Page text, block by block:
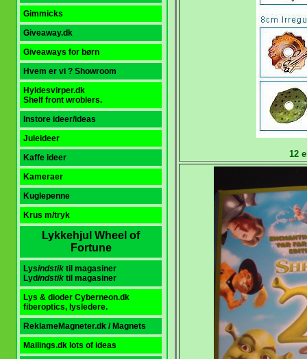
Gimmicks
Giveaway.dk
Giveaways for børn
Hvem er vi ? Showroom
Hyldesvirper.dk
Shelf front wroblers.
Instore ideer/ideas
Juleideer
Kaffe ideer
Kameraer
Kuglepenne
Krus m/tryk
Lykkehjul Wheel of
Fortune
Lysindstik til magasiner
Lydindstik til magasiner
Lys & dioder Cyberneon.dk
fiberoptics, lysledere.
ReklameMagneter.dk / Magnets
Mailings.dk lots of ideas
12